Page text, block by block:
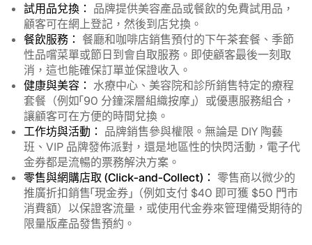
試用品兌換： 品牌提供美容產品或餐飲的免費試用品，
顧客可在網上登記，然後到店兌換。
餐飲服務： 餐廳和咖啡店銷售預付的下午茶套餐、季節
性品嚐菜單或節日到會自取服務。即使顧客最後一刻取
消，這也能確保訂單並保證收入。
健康與美容： 水療中心、美容院和診所銷售特定的療程
套餐（例如「90 分鐘深層組織按摩」）或優惠服務組合，
讓顧客可在方便的時間兌換。
工作坊與活動： 品牌銷售參與權限。無論是 DIY 陶藝
班、VIP 品牌發佈派對，還是地區性的快閃活動，電子代
金券都是流暢的票務解決方案。
零售與網購店取 (Click-and-Collect)： 零售商以微少的
推廣折扣銷售「現金券」（例如支付 $40 即可獲 $50 門市
消費額）以保證客流量，或使用代金券來管理備受期待的
限量版產品發售預約。